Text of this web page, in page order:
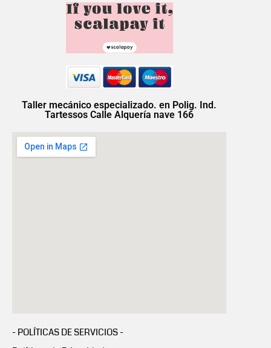
Taller mecánico especializado. en Polig. Ind.
Tartessos Calle Alquería nave 166
- POLÍTICAS DE SERVICIOS -